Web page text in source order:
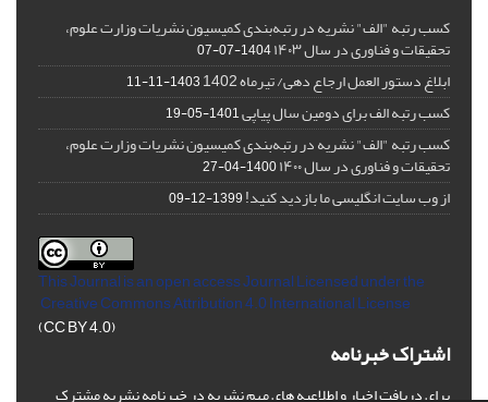
کسب رتبه "الف" نشریه در رتبه‌بندی کمیسیون نشریات وزارت علوم،
تحقیقات و فناوری در سال ۱۴۰۳ 1404-07-07
ابلاغ دستور العمل ارجاع دهی/ تیرماه 1402 1403-11-11
کسب رتبه الف برای دومین سال پیاپی1401-05-19
کسب رتبه "الف" نشریه در رتبه‌بندی کمیسیون نشریات وزارت علوم،
تحقیقات و فناوری در سال ۱۴۰۰ 1400-04-27
از وب سایت انگلیسی ما بازدید کنید!1399-12-09
This Journal is an open access Journal Licensedunder the
Creative Commons Attribution 4.0 International License
(CC BY 4.0)
اشتراک خبرنامه
برای دریافت اخبار و اطلاعیه های مهم نشریه در خبرنامه نشریه مشترک